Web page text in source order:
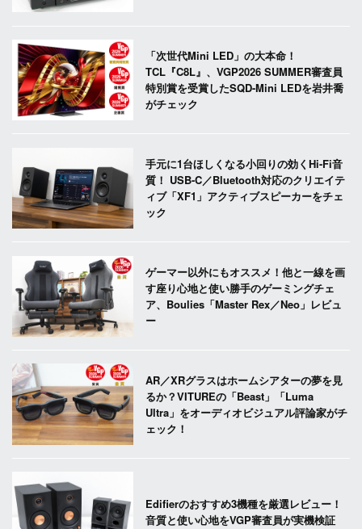
「次世代Mini LED」の大本命！
TCL『C8L』、VGP2026 SUMMER審査員
特別賞を受賞したSQD-Mini LEDを岩井喬
がチェック
手元に1台ほしくなる小回りの効くHi-Fi音
質！ USB-C／Bluetooth対応のクリエイテ
ィブ「XF1」アクティブスピーカーをチェ
ック
ゲーマー以外にもオススメ！他と一線を画
す座り心地と使い勝手のゲーミングチェ
ア、Boulies「Master Rex／Neo」レビュ
ー
AR／XRグラスはホームシアターの夢を見
るか？VITUREの「Beast」「Luma
Ultra」をオーディオビジュアル評論家がチ
ェック！
Edifierのおすすめ3機種を厳選レビュー！
音質と使い心地をVGP審査員が実機検証